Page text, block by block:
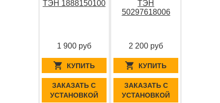
ТЭН 1888150100
1 900 руб
КУПИТЬ
ЗАКАЗАТЬ С
УСТАНОВКОЙ
ТЭН
50297618006
2 200 руб
КУПИТЬ
ЗАКАЗАТЬ С
УСТАНОВКОЙ